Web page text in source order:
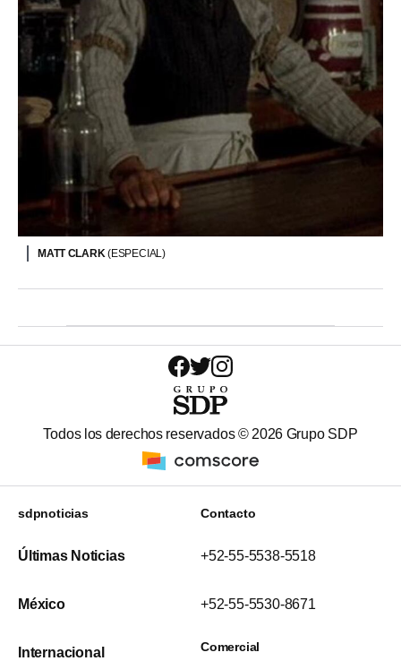
MATT CLARK(ESPECIAL)
Todos los derechos reservados © 2026 Grupo SDP
sdpnoticias
Últimas Noticias
México
Internacional
Contacto
+52-55-5538-5518
+52-55-5530-8671
Comercial